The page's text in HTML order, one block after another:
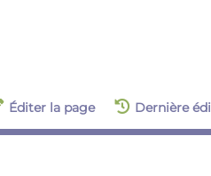
Éditer la page Dernière